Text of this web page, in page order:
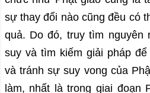
sự thay đổi nào cũng đều có
quả. Do đó, truy tìm nguyên
suy và tìm kiếm giải pháp
và tránh sự suy vong của
làm, nhất là trong giai đoạn